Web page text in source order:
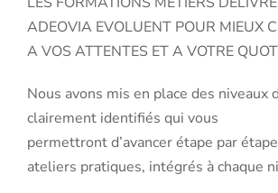
ADEOVIA EVOLUENT POUR MIEUX
A VOS ATTENTES ET A VOTRE
Nous avons mis en place des niveaux
clairement identifiés qui vous
permettront d’avancer étape par
ateliers pratiques, intégrés à chaque